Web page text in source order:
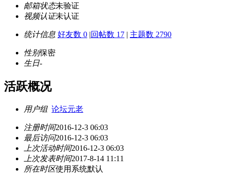
邮箱状态未验证
视频认证未认证
统计信息 好友数 0 |回帖数 17 | 主题数 2790
性别保密
生日-
活跃概况
用户组 论坛元老
注册时间2016-12-3 06:03
最后访问2016-12-3 06:03
上次活动时间2016-12-3 06:03
上次发表时间2017-8-14 11:11
所在时区使用系统默认